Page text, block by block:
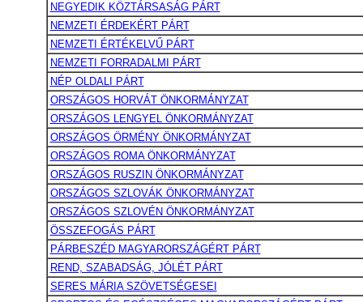
NEGYEDIK KÖZTÁRSASÁG PÁRT
NEMZETI ÉRDEKÉRT PÁRT
NEMZETI ÉRTÉKELVŰ PÁRT
NEMZETI FORRADALMI PÁRT
NÉP OLDALI PÁRT
ORSZÁGOS HORVÁT ÖNKORMÁNYZAT
ORSZÁGOS LENGYEL ÖNKORMÁNYZAT
ORSZÁGOS ÖRMÉNY ÖNKORMÁNYZAT
ORSZÁGOS ROMA ÖNKORMÁNYZAT
ORSZÁGOS RUSZIN ÖNKORMÁNYZAT
ORSZÁGOS SZLOVÁK ÖNKORMÁNYZAT
ORSZÁGOS SZLOVÉN ÖNKORMÁNYZAT
ÖSSZEFOGÁS PÁRT
PÁRBESZÉD MAGYARORSZÁGÉRT PÁRT
REND, SZABADSÁG, JÓLÉT PÁRT
SERES MÁRIA SZÖVETSÉGESEI